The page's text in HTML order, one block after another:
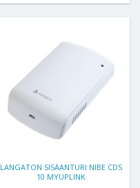
LANGATON SISÄANTURI NIBE CDS
10 MYUPLINK